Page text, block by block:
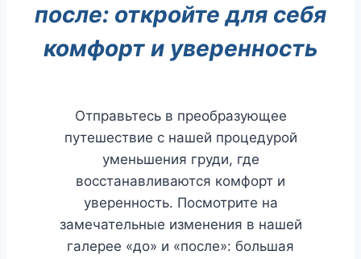
после: откройте для себя
комфорт и уверенность
Отправьтесь в преобразующее
путешествие с нашей процедурой
уменьшения груди, где
восстанавливаются комфорт и
уверенность. Посмотрите на
замечательные изменения в нашей
галерее «до» и «после»: большая